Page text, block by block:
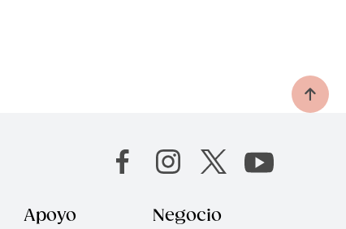
Apoyo Negocio